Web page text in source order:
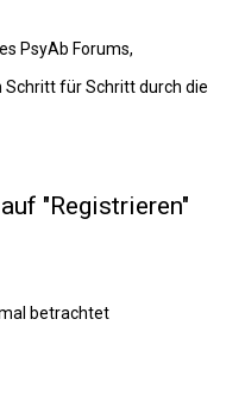
PsyAb Forums,
Schritt für Schritt durch die
"Registrieren"
betrachtet